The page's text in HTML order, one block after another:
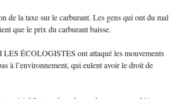
de la taxe sur le carburant. Les gens qui ont du mal
que le prix du carburant baisse.
ÉCOLOGISTES ont attaqué les mouvements
à l’environnement, qui eulent avoir le droit de